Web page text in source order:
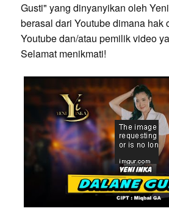
Gusti" yang dinyanyikan oleh
berasal dari Youtube dimana hak
Youtube dan/atau pemilik video
Selamat menikmati!